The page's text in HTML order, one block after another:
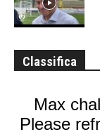
Classifica